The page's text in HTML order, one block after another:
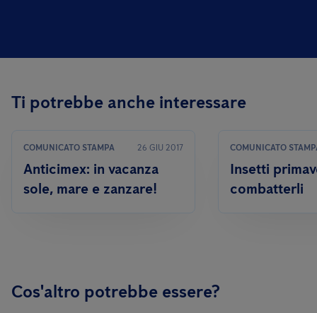
Ti potrebbe anche interessare
COMUNICATO STAMPA 26 GIU 2017
Anticimex: in vacanza
sole, mare e zanzare!
COMUNICATO
Insetti
combatterli
Cos'altro potrebbe essere?